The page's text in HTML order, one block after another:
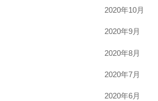
2020年10月
2020年9月
2020年8月
2020年7月
2020年6月